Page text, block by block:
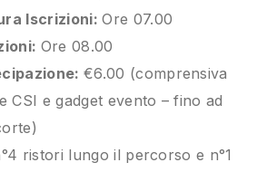
Iscrizioni:Ore 07.00
Ore 08.00
€6.00 (comprensiva
CSI e gadget evento – fino ad
ristori lungo il percorso e n°1